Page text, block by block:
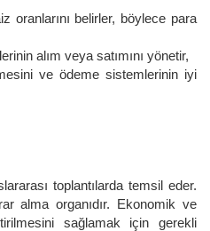
oranlarını belirler, böylece para
alım veya satımını yönetir,
ve ödeme sistemlerinin iyi
toplantılarda temsil eder.
alma organıdır. Ekonomik ve
sağlamak için gerekli